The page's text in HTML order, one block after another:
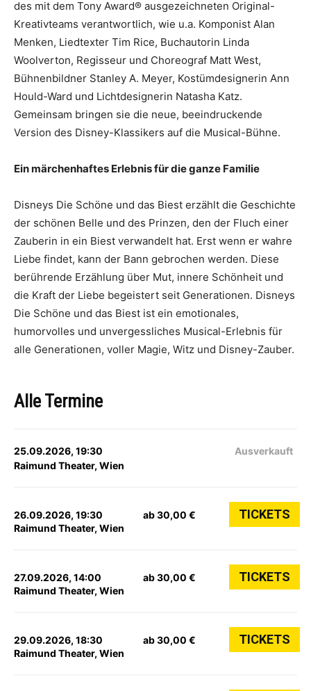
des mit dem Tony Award® ausgezeichneten Original-
Kreativteams verantwortlich, wie u.a. Komponist Alan
Menken, Liedtexter Tim Rice, Buchautorin Linda
Woolverton, Regisseur und Choreograf Matt West,
Bühnenbildner Stanley A. Meyer, Kostümdesignerin Ann
Hould-Ward und Lichtdesignerin Natasha Katz.
Gemeinsam bringen sie die neue, beeindruckende
Version des Disney-Klassikers auf die Musical-Bühne.
Ein märchenhaftes Erlebnis für die ganze Familie
Disneys Die Schöne und das Biest erzählt die Geschichte
der schönen Belle und des Prinzen, den der Fluch einer
Zauberin in ein Biest verwandelt hat. Erst wenn er wahre
Liebe findet, kann der Bann gebrochen werden. Diese
berührende Erzählung über Mut, innere Schönheit und
die Kraft der Liebe begeistert seit Generationen. Disneys
Die Schöne und das Biest ist ein emotionales,
humorvolles und unvergessliches Musical-Erlebnis für
alle Generationen, voller Magie, Witz und Disney-Zauber.
Alle Termine
25.09.2026, 19:30
Raimund Theater, Wien
Ausverkauft
26.09.2026, 19:30
Raimund Theater, Wien
ab 30,00 € TICKETS
27.09.2026, 14:00
Raimund Theater, Wien
ab 30,00 € TICKETS
29.09.2026, 18:30
Raimund Theater, Wien
ab 30,00 € TICKETS